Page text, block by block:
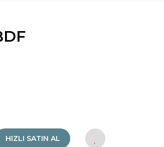
HIZLI SATIN AL